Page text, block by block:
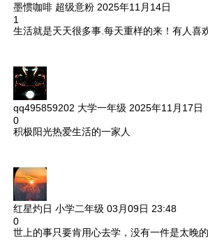
墨惯咖啡 超级意粉 2025年11月14日
1
生活就是天天很多事.每天重样的来！有人喜
qq495859202 大学一年级 2025年11月17日
0
积极阳光热爱生活的一家人
红星灼日 小学二年级 03月09日 23:48
0
世上的事只要肯用心去学，没有一件是太晚的